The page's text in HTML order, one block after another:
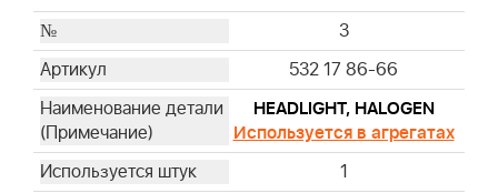
3
532 17 86-66
HEADLIGHT, HALOGEN
Используется в агрегатах
1